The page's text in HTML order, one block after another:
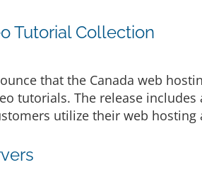
Tutorial Collection
that the Canada web
tutorials. The release
utilize their web hosting